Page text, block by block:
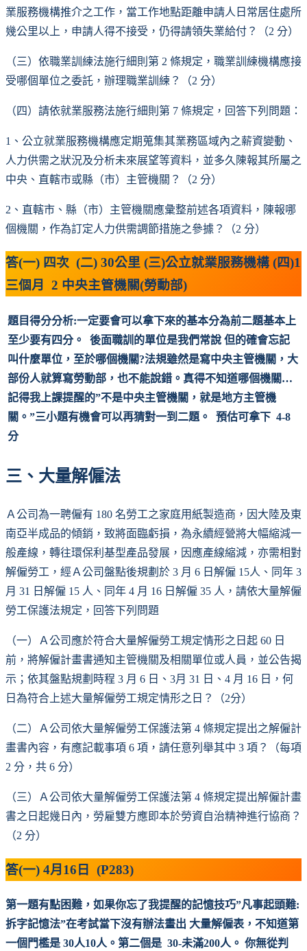
業服務機構推介之工作，當工作地點距離申請人日常居住處所
幾公里以上，申請人得不接受，仍得請領失業給付？（2 分）
（三）依職業訓練法施行細則第 2 條規定，職業訓練機構應接
受哪個單位之委託，辦理職業訓練？（2 分）
（四）請依就業服務法施行細則第 7 條規定，回答下列問題：
1、公立就業服務機構應定期蒐集其業務區域內之薪資變動、
人力供需之狀況及分析未來展望等資料，並多久陳報其所屬之
中央、直轄市或縣（市）主管機關？（2 分）
2、直轄市、縣（市）主管機關應彙整前述各項資料，陳報哪
個機關，作為訂定人力供需調節措施之參據？（2 分）
答(一) 四次 (二) 30公里 (三)公立就業服務機構 (四)1
三個月 2 中央主管機關(勞動部)
題目得分分析:一定要會可以拿下來的基本分為前二題基本上
至少要有四分。 後面職訓的單位是我們常說 但的確會忘記
叫什麼單位，至於哪個機關?法規雖然是寫中央主管機關，大
部份人就算寫勞動部，也不能說錯。真得不知道哪個機關…
記得我上課提醒的”不是中央主管機關，就是地方主管機
關。”三小題有機會可以再猜對一到二題。 預估可拿下 4-8
分
三、大量解僱法
Ａ公司為一聘僱有 180 名勞工之家庭用紙製造商，因大陸及東
南亞半成品的傾銷，致將面臨虧損，為永續經營將大幅縮減一
般產線，轉往環保利基型產品發展，因應產線縮減，亦需相對
解僱勞工，經Ａ公司盤點後規劃於 3 月 6 日解僱 15人、同年 3
月 31 日解僱 15 人、同年 4 月 16 日解僱 35 人，請依大量解僱
勞工保護法規定，回答下列問題
（一）Ａ公司應於符合大量解僱勞工規定情形之日起 60 日
前，將解僱計畫書通知主管機關及相關單位或人員，並公告揭
示；依其盤點規劃時程 3 月 6 日、3月 31 日、4 月 16 日，何
日為符合上述大量解僱勞工規定情形之日？（2分）
（二）Ａ公司依大量解僱勞工保護法第 4 條規定提出之解僱計
畫書內容，有應記載事項 6 項，請任意列舉其中 3 項？（每項
2 分，共 6 分）
（三）Ａ公司依大量解僱勞工保護法第 4 條規定提出解僱計畫
書之日起幾日內，勞雇雙方應即本於勞資自治精神進行協商？
（2 分）
答(一) 4月16日 (P283)
第一題有點困難，如果你忘了我提醒的記憶技巧”凡事起頭難:
拆字記憶法”在考試當下沒有辦法畫出 大量解僱表，不知道第
一個門檻是 30人10人。第二個是 30-未滿200人。 你無從判